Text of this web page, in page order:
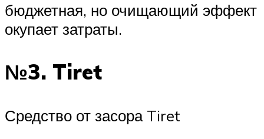
бюджетная, но очищающий эффект
окупает затраты.
№3. Tiret
Средство от засора Tiret